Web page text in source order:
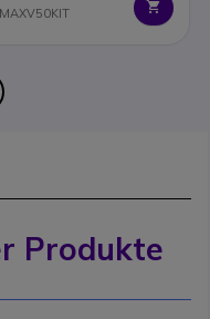
Produkte